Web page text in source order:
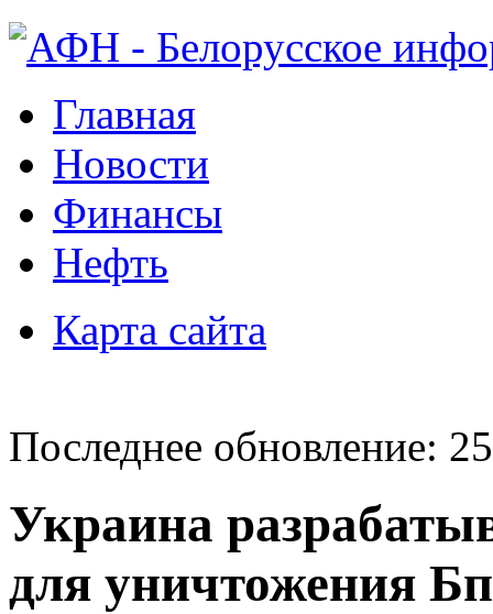
Главная
Новости
Финансы
Нефть
Карта сайта
Последнее обновление:
Украина
для уничтожения